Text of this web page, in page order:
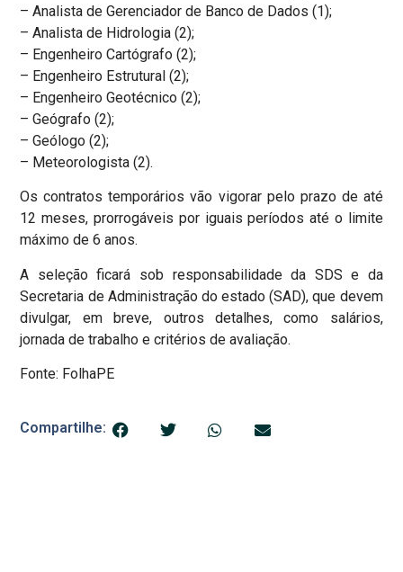
– Analista de Gerenciador de Banco de Dados (1);
– Analista de Hidrologia (2);
– Engenheiro Cartógrafo (2);
– Engenheiro Estrutural (2);
– Engenheiro Geotécnico (2);
– Geógrafo (2);
– Geólogo (2);
– Meteorologista (2).
Os contratos temporários vão vigorar pelo prazo de até
12 meses, prorrogáveis por iguais períodos até o limite
máximo de 6 anos.
A seleção ficará sob responsabilidade da SDS e da
Secretaria de Administração do estado (SAD), que devem
divulgar, em breve, outros detalhes, como salários,
jornada de trabalho e critérios de avaliação.
Fonte: FolhaPE
Compartilhe: